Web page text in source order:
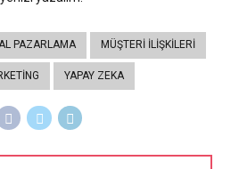
PAZARLAMA MÜŞTERI İLIŞKILERI
YAPAY ZEKA